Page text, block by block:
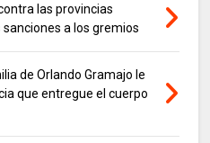
las provincias
a los gremios
de Orlando Gramajo le
que entregue el cuerpo